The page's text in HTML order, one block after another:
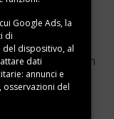
Google Ads, la
di
del dispositivo, al
dati
annunci e
osservazioni del
cambiarli in